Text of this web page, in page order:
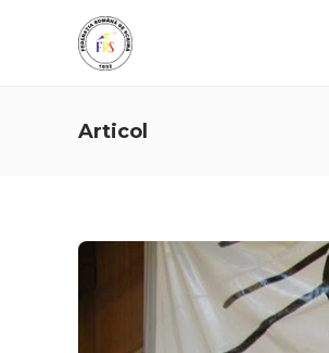
Articol